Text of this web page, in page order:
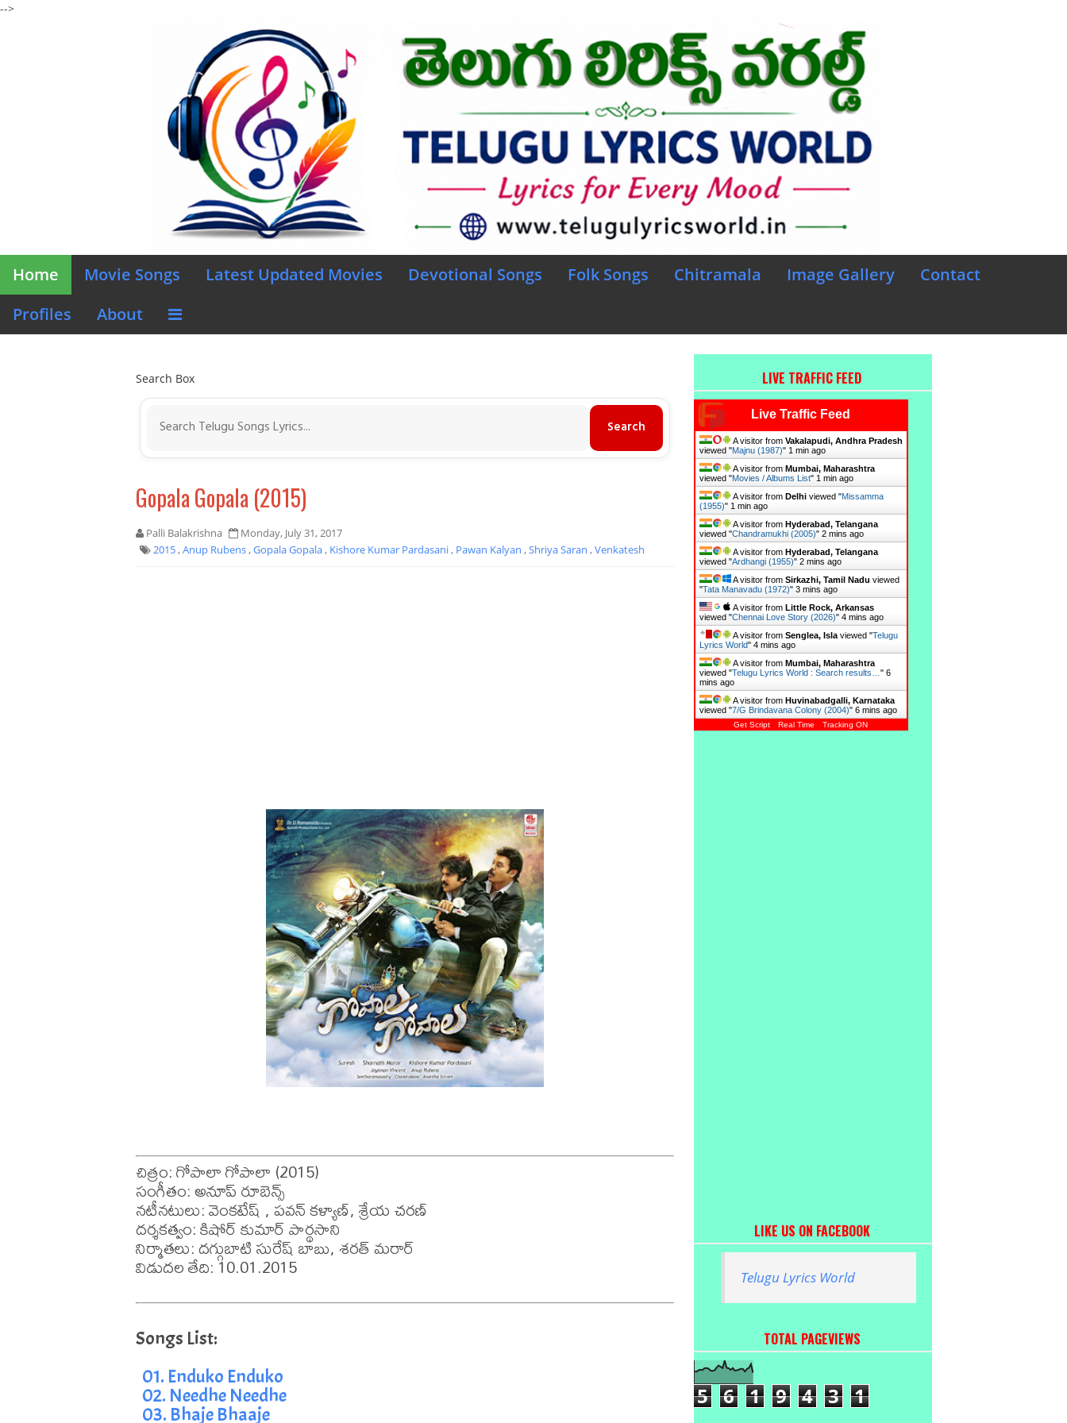
-->
Home Movie Songs Latest Updated Movies Devotional Songs Folk Songs Chitramala Image Gallery
Contact
Profiles
About
Search Box
Gopala Gopala (2015)
Palli Balakrishna
Monday, July 31, 2017
2015,Anup Rubens,Gopala Gopala, Kishore Kumar Pardasani, Pawan Kalyan ,Shriya Saran ,Venkatesh
చిత్రం: గోపాలా గోపాలా (2015)
సంగీతం: అనూప్ రూబెన్స్
నటీనటులు: వెంకటేష్ , పవన్ కళ్యాణ్, శ్రేయ చరణ్
దర్శకత్వం: కిషోర్ కుమార్ పార్థసాని
నిర్మాతలు: దగ్గుబాటి సురేష్ బాబు, శరత్ మరార్
విడుదల తేది: 10.01.2015
01. Enduko Enduko
02. Needhe Needhe
03. Bhaje Bhaaje
LIVE TRAFFIC FEED
Live Traffic Feed
A visitor from Vakalapudi, Andhra Pradesh
viewed "Majnu (1987)" 1 min ago
A visitor from Mumbai, Maharashtra
viewed "Movies / Albums List" 1 min ago
A visitor from Delhiviewed "Missamma
(1955)" 1 min ago
A visitor from Hyderabad, Telangana
viewed "Chandramukhi (2005)" 2 mins ago
A visitor from Hyderabad, Telangana
viewed "Ardhangi (1955)" 2 mins ago
A visitor from Sirkazhi, Tamil Nadu viewed
"Tata Manavadu (1972)" 3 mins ago
A visitor from Little Rock, Arkansas
viewed "Chennai Love Story (2026)" 4 mins ago
A visitor from Senglea, Islaviewed "Telugu
Lyrics World" 4 mins ago
A visitor from Mumbai, Maharashtra
viewed "Telugu Lyrics World : Search results… " 6
mins ago
A visitor from Huvinabadgalli, Karnataka
viewed "7/G Brindavana Colony (2004)" 6 mins ago
Get Script Real Time Tracking ON
LIKE US ON FACEBOOK
Telugu Lyrics World
TOTAL PAGEVIEWS
5 6 1 9 4 3 1